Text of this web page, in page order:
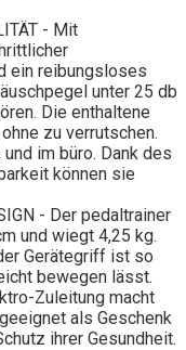
- Mit
ein reibungsloses
unter 25 db
Die enthaltene
zu verrutschen.
im büro. Dank des
können sie
- Der pedaltrainer
und wiegt 4,25 kg.
Gerätegriff ist so
bewegen lässt.
Zuleitung macht
als Geschenk
ihrer Gesundheit.